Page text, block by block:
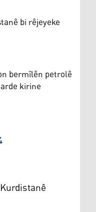
bi rêjeyeke
bermîlên petrolê
kirine